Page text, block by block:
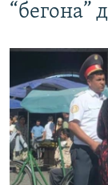
“бегона”